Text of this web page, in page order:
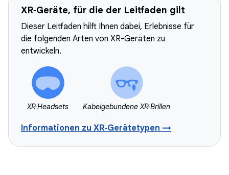
XR‑Geräte, für die der Leitfaden gilt
Dieser Leitfaden hilft Ihnen dabei, Erlebnisse für
die folgenden Arten von XR-Geräten zu
entwickeln.
XR‑Headsets Kabelgebundene XR‑Brillen
Informationen zu XR‑Gerätetypen →